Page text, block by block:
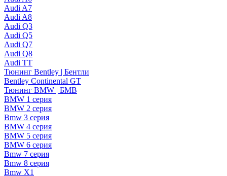
Audi A7
Audi A8
Audi Q3
Audi Q5
Audi Q7
Audi Q8
Audi TT
Тюнинг Bentley | Бентли
Bentley Continental GT
Тюнинг BMW | БМВ
BMW 1 серия
BMW 2 серия
Bmw 3 серия
BMW 4 серия
BMW 5 серия
BMW 6 серия
Bmw 7 серия
Bmw 8 серия
Bmw X1